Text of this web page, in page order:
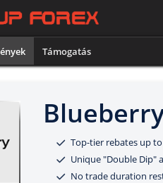
Támogatás
Top-tier rebates up
Unique "Double Dip"
No trade duration